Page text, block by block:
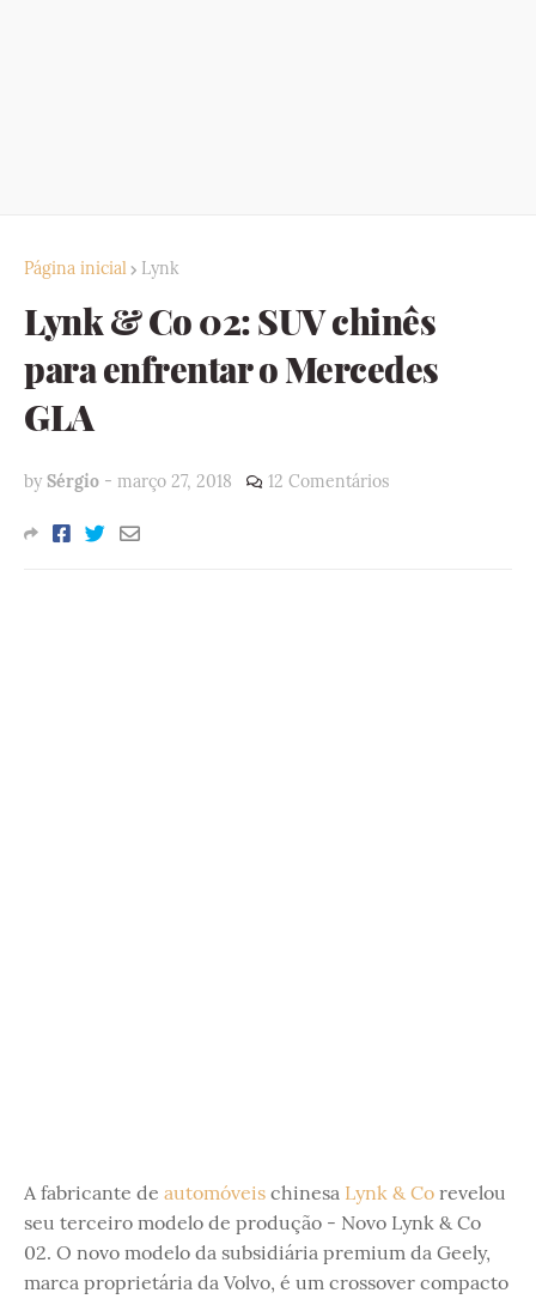
Página inicial Lynk
Lynk & Co 02: SUV chinês
para enfrentar o Mercedes
GLA
by Sérgio - março 27, 2018 12 Comentários
A fabricante de automóveis chinesa Lynk & Co revelou
seu terceiro modelo de produção - Novo Lynk & Co
02. O novo modelo da subsidiária premium da Geely,
marca proprietária da Volvo, é um crossover compacto